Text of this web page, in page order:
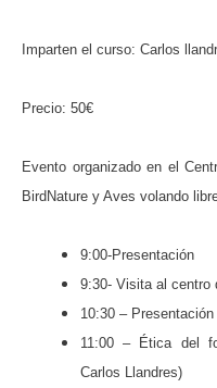
Imparten el curso: Carlos
Precio: 50€
Evento organizado en el
BirdNature y Aves volando
9:00-Presentación
9:30- Visita al centro
10:30 –
11:00 – Ética del
Carlos Llandres)